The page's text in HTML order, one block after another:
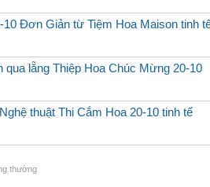
Đơn Giản từ Tiệm Hoa Maison tinh
qua lẵng Thiệp Hoa Chúc Mừng 20-10
thuật Thi Cắm Hoa 20-10 tinh tế
thường